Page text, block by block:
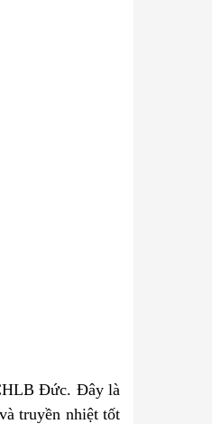
Đức. Đây là
truyền nhiệt tốt